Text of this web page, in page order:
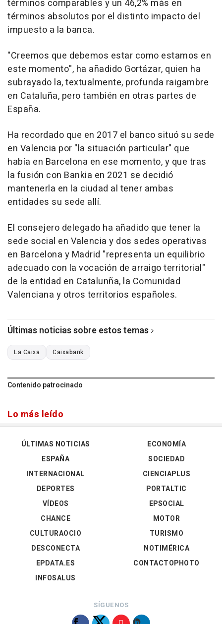
términos comparables y un 46,2% más en
términos absolutos por el distinto impacto del
impuesto a la banca.
"Creemos que debemos estar como estamos en
este momento", ha añadido Gortázar, quien ha
subrayado la, textualmente, profunda raigambre
en Cataluña, pero también en otras partes de
España.
Ha recordado que en 2017 el banco situó su sede
en Valencia por "la situación particular" que
había en Barcelona en ese momento, y que tras
la fusión con Bankia en 2021 se decidió
mantenerla en la ciudad al tener ambas
entidades su sede allí.
El consejero delegado ha añadido que tener la
sede social en Valencia y dos sedes operativas
en Barcelona y Madrid "representa un equilibrio
adecuado con la vocación de arraigo territorial"
de la entidad en Catalunña, la Comunidad
Valenciana y otros territorios españoles.
Últimas noticias sobre estos temas
La Caixa Caixabank
Contenido patrocinado
Lo más leído
ÚLTIMAS NOTICIAS
ESPAÑA
INTERNACIONAL
DEPORTES
VÍDEOS
ECONOMÍA
SOCIEDAD
CIENCIAPLUS
PORTALTIC
EPSOCIAL
CHANCE
CULTURAOCIO
DESCONECTA
EPDATA.ES
INFOSALUS
MOTOR
TURISMO
NOTIMÉRICA
CONTACTOPHOTO
SÍGUENOS